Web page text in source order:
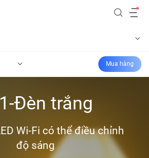
Mua hàng
Đèn trắng
Wi-Fi có thể điều chỉnh
độ sáng